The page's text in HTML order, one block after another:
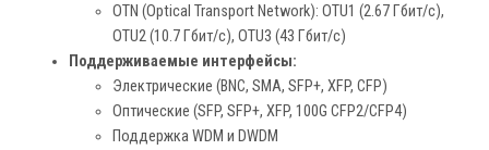
OTN (Optical Transport Network): OTU1 (2.67 Гбит/с),
OTU2 (10.7 Гбит/с), OTU3 (43 Гбит/с)
Поддерживаемые интерфейсы:
Электрические (BNC, SMA, SFP+, XFP, CFP)
Оптические (SFP, SFP+, XFP, 100G CFP2/CFP4)
Поддержка WDM и DWDM